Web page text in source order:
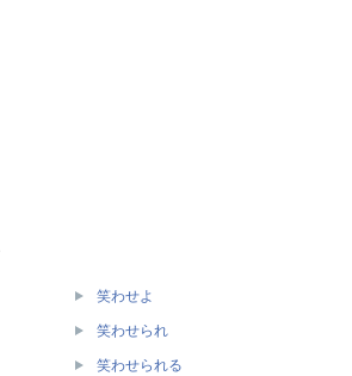
笑わせよ
笑わせられ
笑わせられる